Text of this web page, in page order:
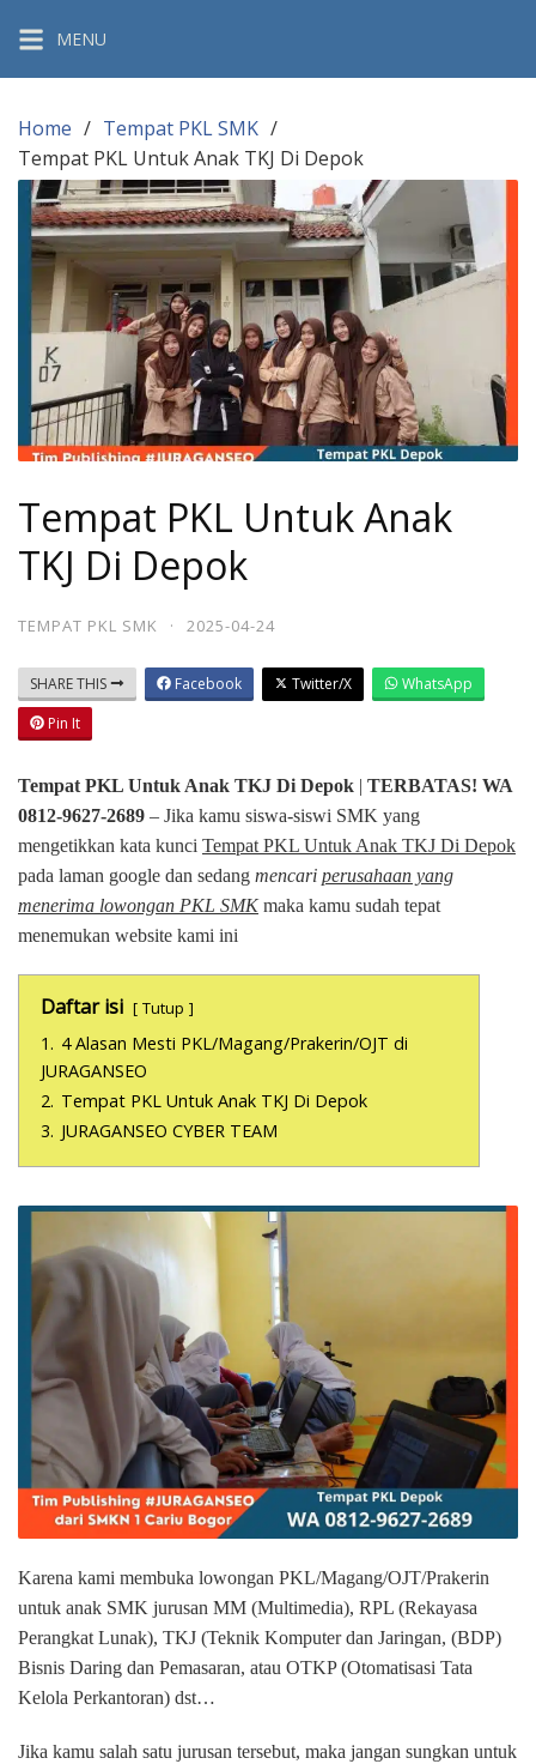
content
MENU
Home
Tempat PKL SMK
Tempat PKL Untuk Anak TKJ Di Depok
Tempat PKL Untuk Anak
TKJ Di Depok
TEMPAT PKL SMK · 2025-04-24
SHARE THIS Facebook Twitter/X
WhatsApp
Pin It
Tempat PKL Untuk Anak TKJ Di Depok | TERBATAS! WA
0812-9627-2689 – Jika kamu siswa-siswi SMK yang
mengetikkan kata kunci Tempat PKL Untuk Anak TKJ Di Depok
pada laman google dan sedang mencari perusahaan yang
menerima lowongan PKL SMKmaka kamu sudah tepat
menemukan website kami ini
Daftar isi Tutup
1. 4 Alasan Mesti PKL/Magang/Prakerin/OJT di
JURAGANSEO
2. Tempat PKL Untuk Anak TKJ Di Depok
3. JURAGANSEO CYBER TEAM
Karena kami membuka lowongan PKL/Magang/OJT/Prakerin
untuk anak SMK jurusan MM (Multimedia), RPL (Rekayasa
Perangkat Lunak), TKJ (Teknik Komputer dan Jaringan, (BDP)
Bisnis Daring dan Pemasaran, atau OTKP (Otomatisasi Tata
Kelola Perkantoran) dst…
Jika kamu salah satu jurusan tersebut, maka jangan sungkan untuk